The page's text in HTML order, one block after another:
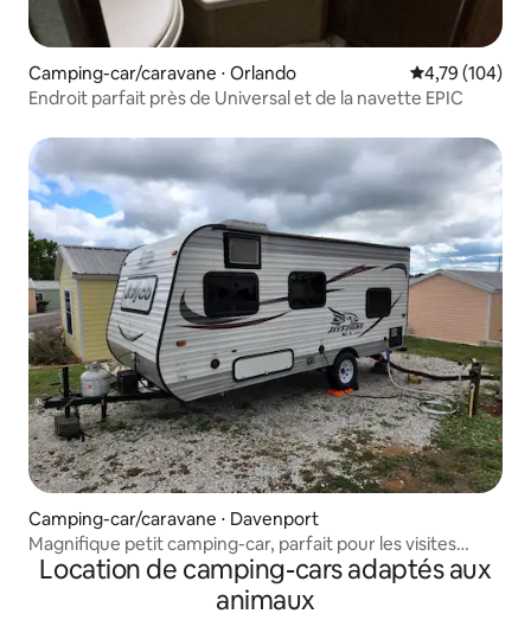
Camping-car/caravane ⋅ Orlando Évaluation
4,79 (104)
Endroit parfait près de Universal et de la navette EPIC
Camping-car/caravane ⋅ Davenport
Magnifique petit camping-car, parfait pour les visites
rapides
Location de camping-cars adaptés aux
animaux